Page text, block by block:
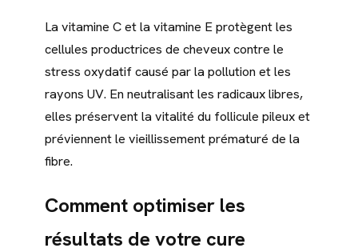
La vitamine C et la vitamine E protègent les
cellules productrices de cheveux contre le
stress oxydatif causé par la pollution et les
rayons UV. En neutralisant les radicaux libres,
elles préservent la vitalité du follicule pileux et
préviennent le vieillissement prématuré de la
fibre.
Comment optimiser les
résultats de votre cure